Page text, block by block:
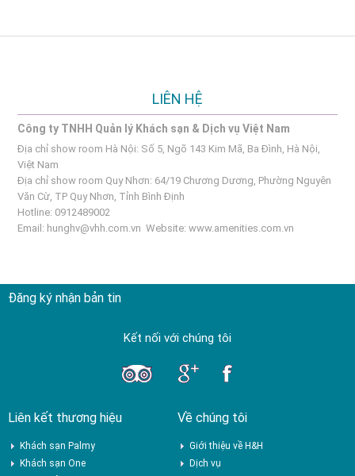
LIÊN HỆ
Công ty TNHH Quản lý Khách sạn & Dịch vụ Việt Nam
Địa chỉ show room Hà Nội: Số 5, Ngõ 143 Kim Mã, Ba Đình, Hà Nội,
Việt Nam
Địa chỉ show room Quy Nhơn: 64/19 Chương Dương, Phường Nguyên
Văn Cừ, TP Quy Nhơn, Tỉnh Bình Định
Hotline: 0912489002
Email: hunghv@vhh.com.vn Website:www.amenities.com.vn
Đăng ký nhận bản tin
Kết nối với chúng tôi
Liên kết thương hiệu
Khách sạn Palmy
Khách sạn One
Về chúng tôi
Giới thiệu về H&H
Dịch vụ